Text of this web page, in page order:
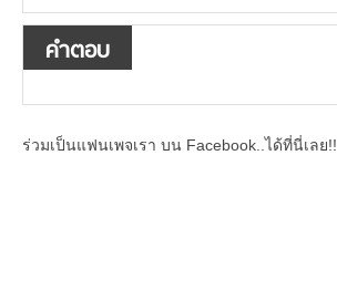
คำตอบ
ร่วมเป็นแฟนเพจเรา บน Facebook..ได้ที่นี่เลย!!